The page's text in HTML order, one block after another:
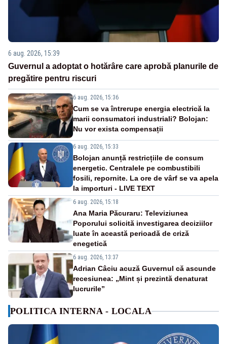
6 aug. 2026, 15:39
Guvernul a adoptat o hotărâre care aprobă planurile de
pregătire pentru riscuri
6 aug. 2026, 15:36
Cum se va întrerupe energia electrică la
marii consumatori industriali? Bolojan:
Nu vor exista compensații
6 aug. 2026, 15:33
Bolojan anunță restricțiile de consum
energetic. Centralele pe combustibili
fosili, repornite. La ore de vârf se va apela
la importuri - LIVE TEXT
6 aug. 2026, 15:18
Ana Maria Păcuraru: Televiziunea
Poporului solicită investigarea deciziilor
luate în această perioadă de criză
enegetică
6 aug. 2026, 13:37
Adrian Câciu acuză Guvernul că ascunde
recesiunea: „Mint și prezintă denaturat
lucrurile”
POLITICA INTERNA - LOCALA